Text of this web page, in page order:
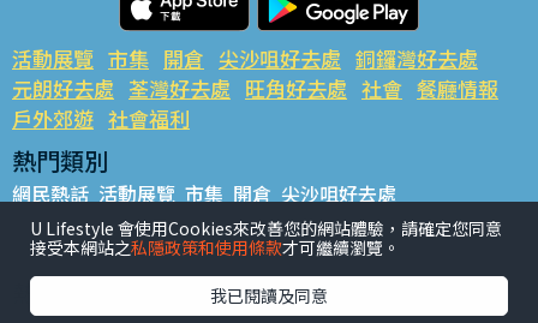
活動展覽 市集 開倉 尖沙咀好去處 銅鑼灣好去處
元朗好去處 荃灣好去處 旺角好去處 社會 餐廳情報
戶外郊遊 社會福利
熱門類別
網民熱話 活動展覽 市集 開倉 尖沙咀好去處
銅鑼灣好去處 元朗好去處 荃灣好去處 旺角好去處 社會
餐廳情報 戶外郊遊
熱門標籤
U Lifestyle 會使用Cookies來改善您的網站體驗，請確定您同意
接受本網站之私隱政策和使用條款才可繼續瀏覽。
我已閱讀及同意